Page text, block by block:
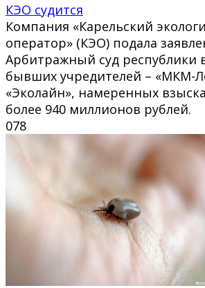
КЭО судится
Компания «Карельский
оператор» (КЭО) подала
Арбитражный суд республики
бывших учредителей – «МКМ-
«Эколайн», намеренных
более 940 миллионов рублей.
078